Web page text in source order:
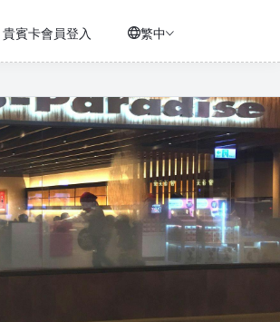
貴賓卡會員登入 繁中